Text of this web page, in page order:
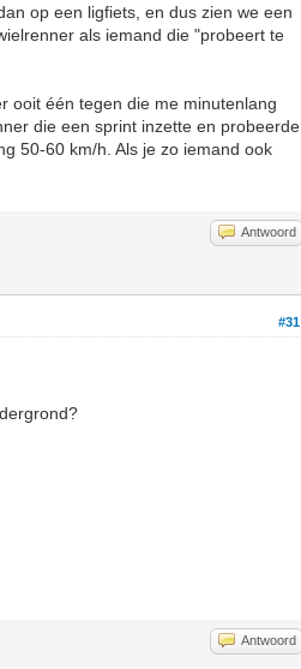
op een ligfiets, en dus zien we een
als iemand die "probeert te
ooit één tegen die me minutenlang
die een sprint inzette en probeerde
50-60 km/h. Als je zo iemand ook
Antwoord
#31
Antwoord